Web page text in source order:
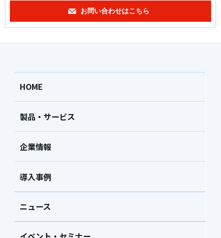
お問い合わせはこちら
HOME
製品・サービス
企業情報
導入事例
ニュース